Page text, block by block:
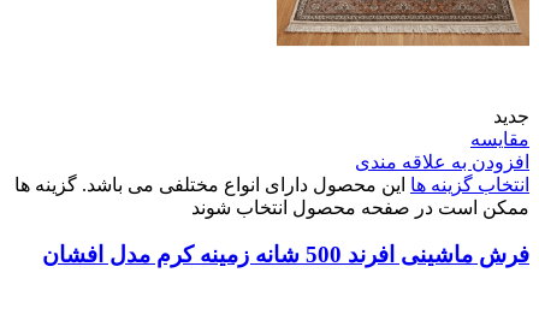
جدید
مقایسه
افزودن به علاقه مندی
انتخاب گزینه ها این محصول دارای انواع مختلفی می باشد. گزینه ها
ممکن است در صفحه محصول انتخاب شوند
فرش ماشینی افرند 500 شانه زمینه کرم مدل افشان